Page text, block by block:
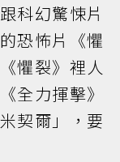
科幻驚悚片
恐怖片《懼
懼裂》裡人
全力揮擊》
契爾」，要